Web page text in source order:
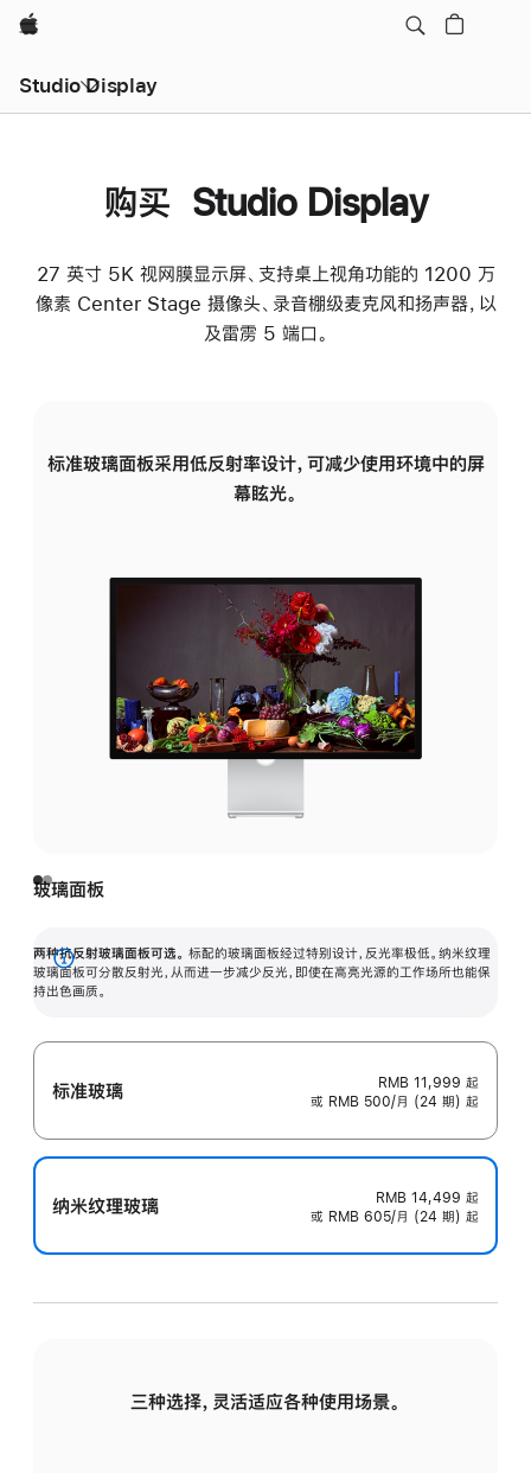
Apple
Studio Display
购买 Studio Display
27 英寸 5K 视网膜显示屏、支持桌上视角功能的 1200 万
像素 Center Stage 摄像头、录音棚级麦克风和扬声器，以
及雷雳 5 端口。
标准玻璃面板采用低反射率设计，可减少使用环境中的屏
幕眩光。
玻璃面板
两种抗反射玻璃面板可选。 标配的玻璃面板经过特别设计，反光率极低。纳米纹理
玻璃面板可分散反射光，从而进一步减少反光，即使在高亮光源的工作场所也能保
持出色画质。
展
开
标准玻璃 RMB 11,999 起
或 RMB 500/月 (24 期) 起
纳米纹理玻璃 RMB 14,499 起
或 RMB 605/月 (24 期) 起
三种选择，灵活适应各种使用场景。